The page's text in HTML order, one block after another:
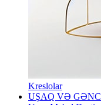
Kreslolar
UŞAQ VƏ GƏNC